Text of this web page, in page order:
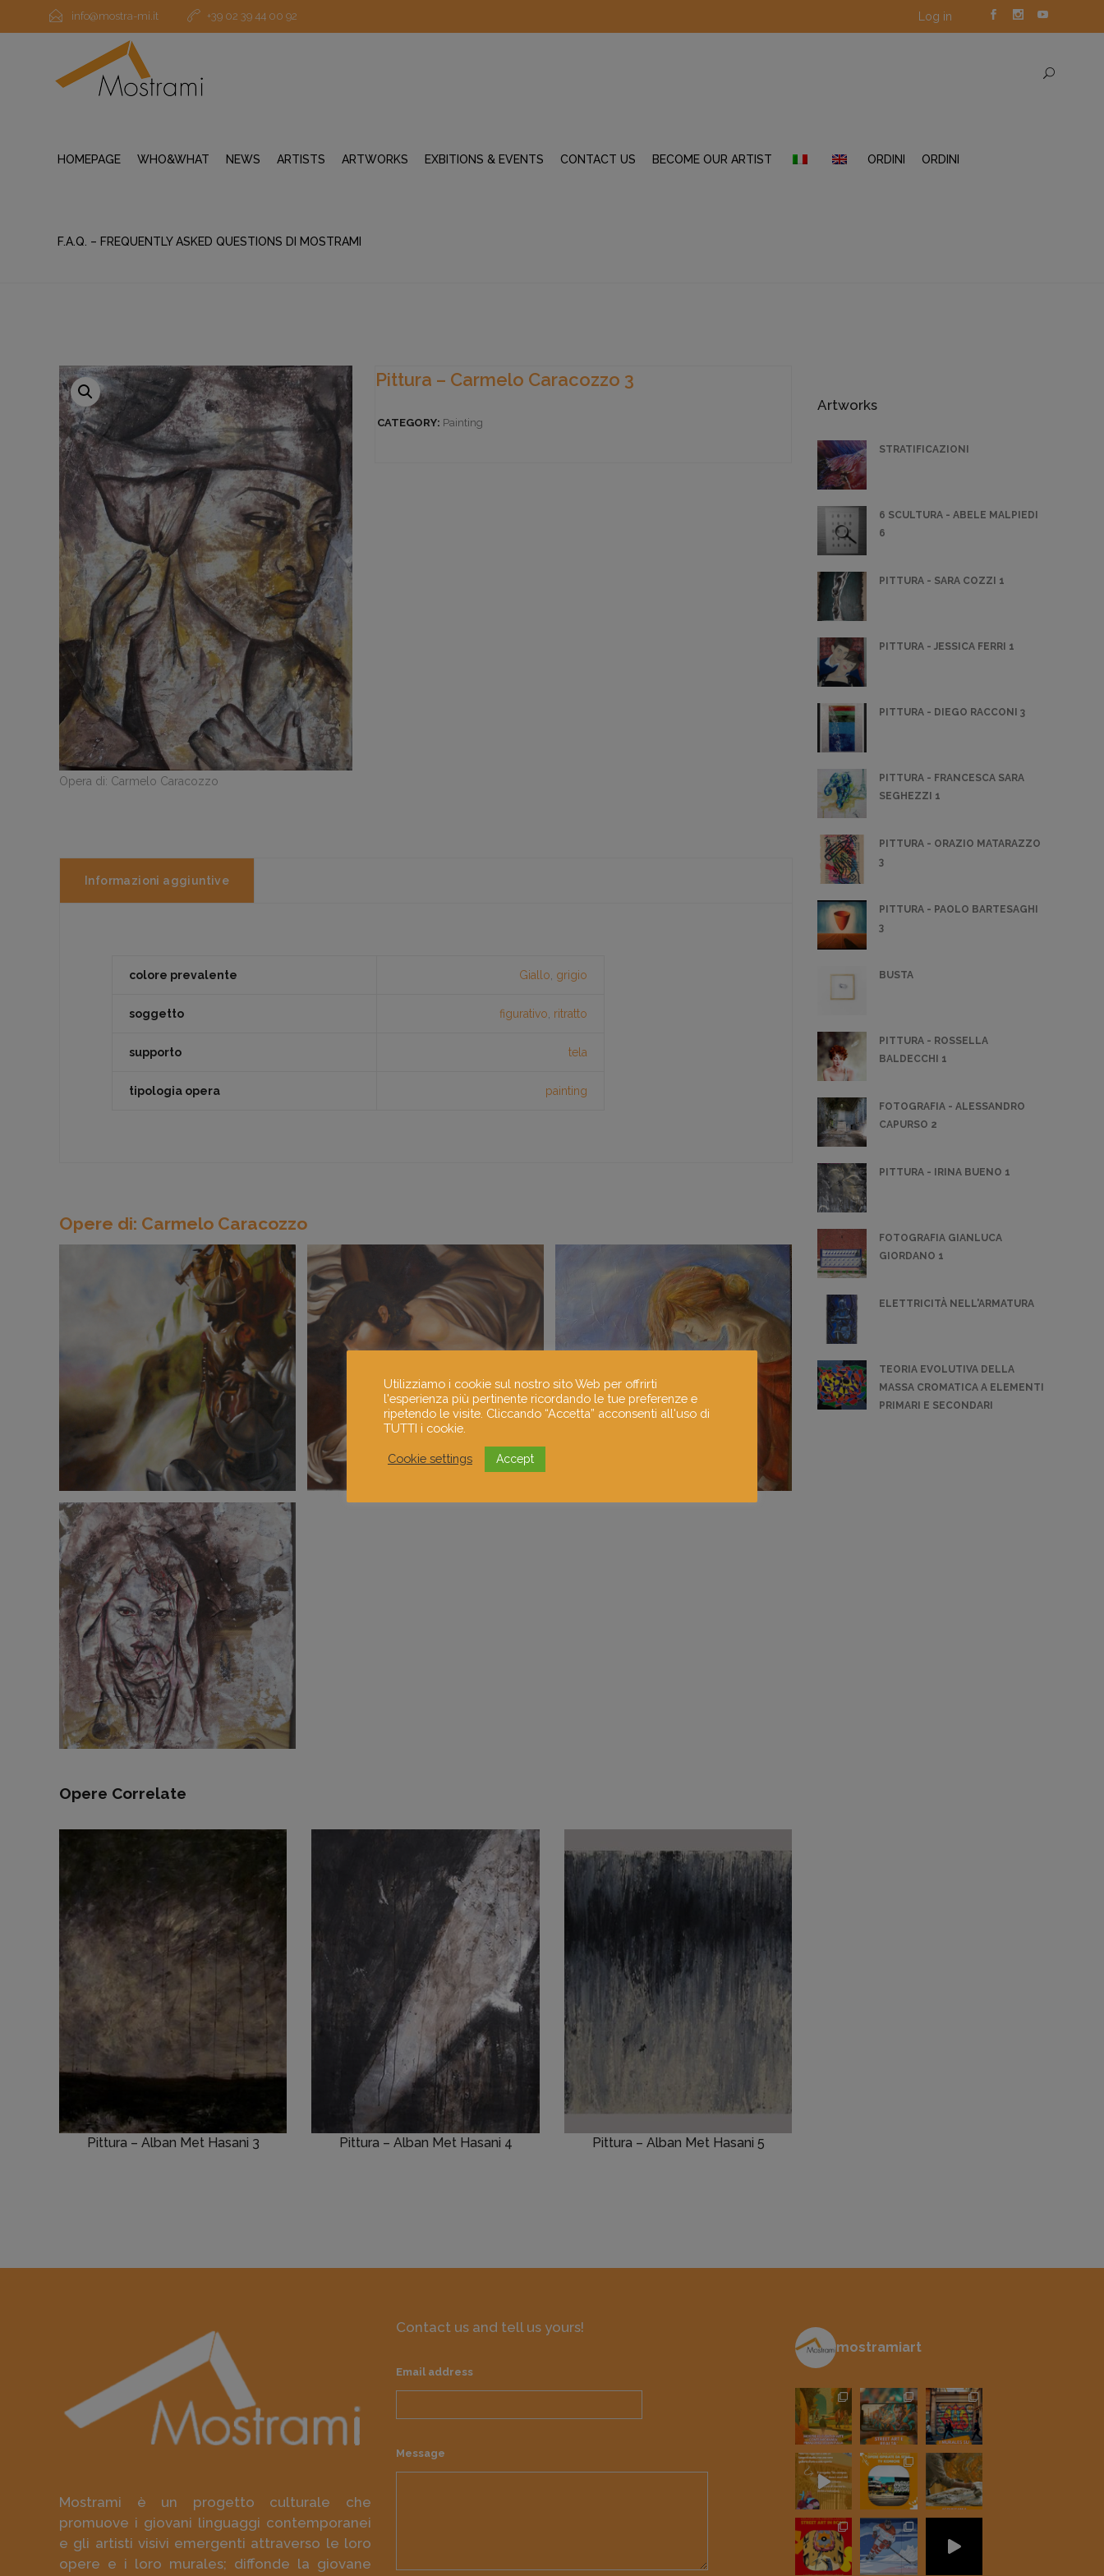
info@mostra-mi.it +39 02 39 44 00 92 Log in
HOMEPAGE WHO&WHAT NEWS ARTISTS ARTWORKS EXBITIONS & EVENTS CONTACT US BECOME OUR ARTIST ORDINI ORDINI
F.A.Q. – FREQUENTLY ASKED QUESTIONS DI MOSTRAMI
Opera di: Carmelo Caracozzo
Pittura – Carmelo Caracozzo 3
CATEGORY: Painting
Informazioni aggiuntive
colore prevalente Giallo grigio
soggetto figurativo ritratto
supporto tela
tipologia opera painting
Opere di: Carmelo Caracozzo
Opere Correlate
Pittura – Alban Met Hasani 3 Pittura – Alban Met Hasani 4 Pittura – Alban Met Hasani 5
Artworks
STRATIFICAZIONI
6 SCULTURA - ABELE MALPIEDI
6
PITTURA - SARA COZZI 1
PITTURA - JESSICA FERRI 1
PITTURA - DIEGO RACCONI 3
PITTURA - FRANCESCA SARA
SEGHEZZI 1
PITTURA - ORAZIO MATARAZZO
3
PITTURA - PAOLO BARTESAGHI
3
BUSTA
PITTURA - ROSSELLA
BALDECCHI 1
FOTOGRAFIA - ALESSANDRO
CAPURSO 2
PITTURA - IRINA BUENO 1
FOTOGRAFIA GIANLUCA
GIORDANO 1
ELETTRICITÀ NELL'ARMATURA
TEORIA EVOLUTIVA DELLA
MASSA CROMATICA A ELEMENTI
PRIMARI E SECONDARI
Mostrami è un progetto culturale che
promuove i giovani linguaggi contemporanei
e gli artisti visivi emergenti attraverso le loro
opere e i loro murales; diffonde la giovane
Contact us and tell us yours!
Email address
Message
mostramiart
Utilizziamo i cookie sul nostro sito Web per offrirti
l'esperienza più pertinente ricordando le tue preferenze e
ripetendo le visite. Cliccando “Accetta” acconsenti all'uso di
TUTTI i cookie.
Cookie settings Accept